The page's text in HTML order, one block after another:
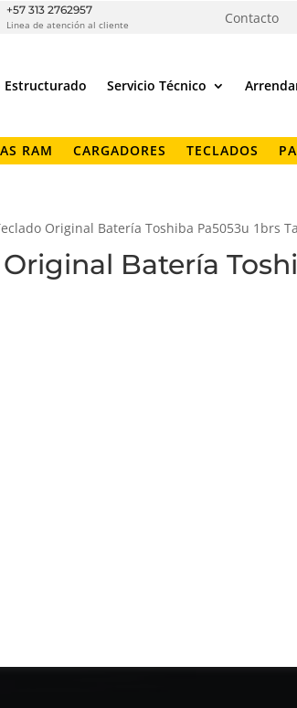
+57 313 2762957
Linea de atención al cliente Contacto
Estructurado Servicio Técnico
RAM CARGADORES TECLADOS
Original Batería Toshiba Pa5053u 1brs
Batería